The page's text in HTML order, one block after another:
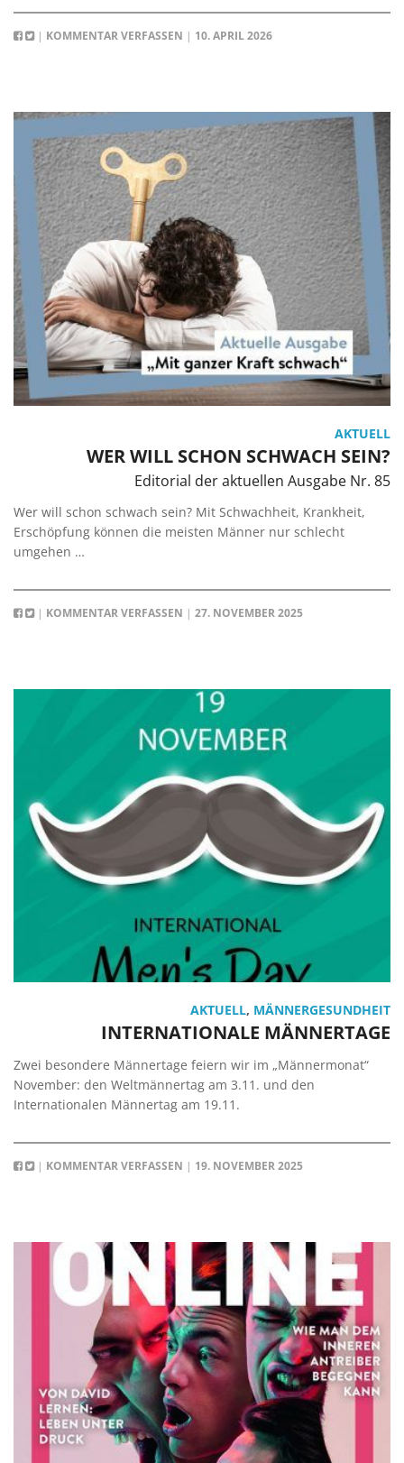
| KOMMENTAR VERFASSEN | 10. APRIL 2026
AKTUELL
WER WILL SCHON SCHWACH SEIN?
Editorial der aktuellen Ausgabe Nr. 85
Wer will schon schwach sein? Mit Schwachheit, Krankheit,
Erschöpfung können die meisten Männer nur schlecht
umgehen …
| KOMMENTAR VERFASSEN | 27. NOVEMBER 2025
AKTUELL, MÄNNERGESUNDHEIT
INTERNATIONALE MÄNNERTAGE
Zwei besondere Männertage feiern wir im „Männermonat“
November: den Weltmännertag am 3.11. und den
Internationalen Männertag am 19.11.
| KOMMENTAR VERFASSEN | 19. NOVEMBER 2025